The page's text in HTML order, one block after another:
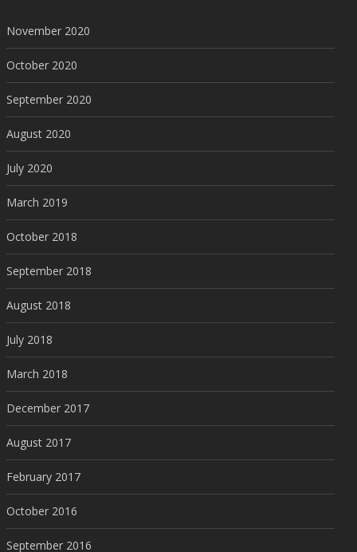
November 2020
October 2020
September 2020
August 2020
July 2020
March 2019
October 2018
September 2018
August 2018
July 2018
March 2018
December 2017
August 2017
February 2017
October 2016
September 2016